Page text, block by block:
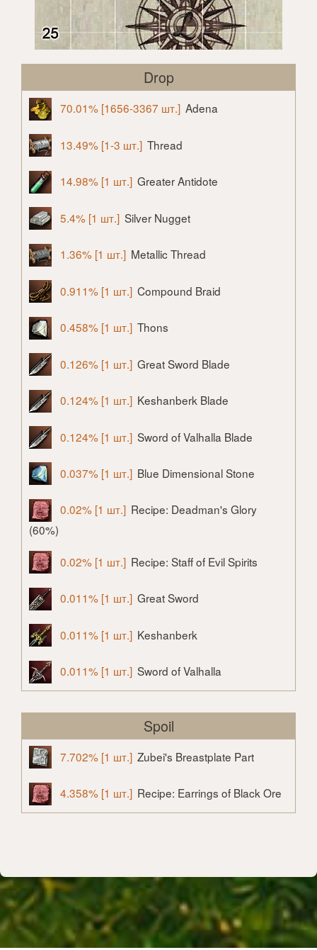
Drop
70.01% [1656-3367 шт.] Adena
13.49% [1-3 шт.] Thread
14.98% [1 шт.] Greater Antidote
5.4% [1 шт.] Silver Nugget
1.36% [1 шт.] Metallic Thread
0.911% [1 шт.] Compound Braid
0.458% [1 шт.] Thons
0.126% [1 шт.] Great Sword Blade
0.124% [1 шт.] Keshanberk Blade
0.124% [1 шт.] Sword of Valhalla Blade
0.037% [1 шт.] Blue Dimensional Stone
0.02% [1 шт.] Recipe: Deadman's Glory
(60%)
0.02% [1 шт.] Recipe: Staff of Evil Spirits
0.011% [1 шт.] Great Sword
0.011% [1 шт.] Keshanberk
0.011% [1 шт.] Sword of Valhalla
Spoil
7.702% [1 шт.] Zubei's Breastplate Part
4.358% [1 шт.] Recipe: Earrings of Black Ore